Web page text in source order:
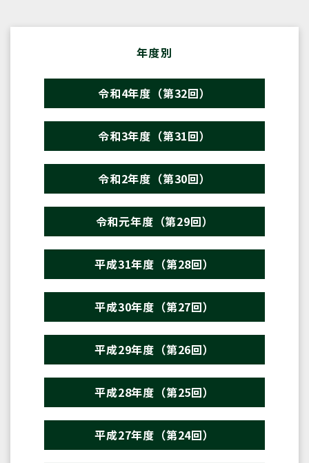
年度別
令和4年度（第32回）
令和3年度（第31回）
令和2年度（第30回）
令和元年度（第29回）
平成31年度（第28回）
平成30年度（第27回）
平成29年度（第26回）
平成28年度（第25回）
平成27年度（第24回）